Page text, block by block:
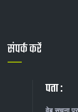
संपर्क करें
पता :
वेब सूचना